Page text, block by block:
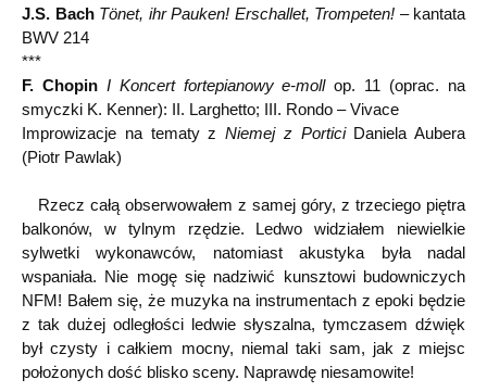
J.S. Bach Tönet, ihr Pauken! Erschallet, Trompeten! – kantata
BWV 214
***
F. ChopinI Koncert fortepianowy e-mollop. 11 (oprac. na
smyczki K. Kenner): II. Larghetto; III. Rondo – Vivace
Improwizacje na tematy z Niemej z PorticiDaniela Aubera
(Piotr Pawlak)
Rzecz całą obserwowałem z samej góry, z trzeciego piętra
balkonów, w tylnym rzędzie. Ledwo widziałem niewielkie
sylwetki wykonawców, natomiast akustyka była nadal
wspaniała. Nie mogę się nadziwić kunsztowi budowniczych
NFM! Bałem się, że muzyka na instrumentach z epoki będzie
z tak dużej odległości ledwie słyszalna, tymczasem dźwięk
był czysty i całkiem mocny, niemal taki sam, jak z miejsc
położonych dość blisko sceny. Naprawdę niesamowite!